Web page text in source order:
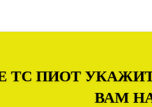
ТС ПИОТ
ВАМ